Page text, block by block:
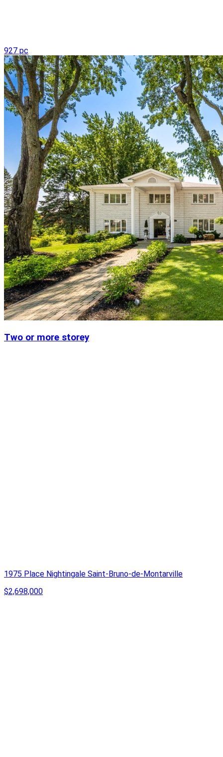
927 pc
Two or more storey
1975 Place Nightingale Saint-Bruno-de-Montarville
$2,698,000